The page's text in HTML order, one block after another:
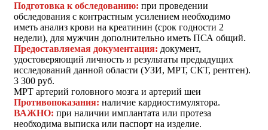
Подготовка к обследованию: при проведении
обследования с контрастным усилением необходимо
иметь анализ крови на креатинин (срок годности 2
недели), для мужчин дополнительно иметь ПСА общий.
Предоставляемая документация: документ,
удостоверяющий личность и результаты предыдущих
исследований данной области (УЗИ, МРТ, СКТ, рентген).
3 300 руб.
МРТ артерий головного мозга и артерий шеи
Противопоказания: наличие кардиостимулятора.
ВАЖНО: при наличии имплантата или протеза
необходима выписка или паспорт на изделие.